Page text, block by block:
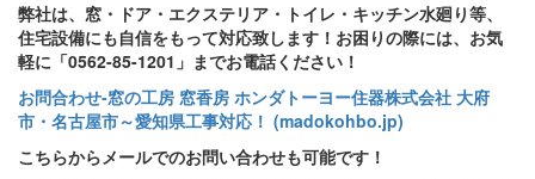
弊社は、窓・ドア・エクステリア・トイレ・キッチン水廻り等、
住宅設備にも自信をもって対応致します！お困りの際には、お気
軽に「0562-85-1201」までお電話ください！
お問合わせ‐窓の工房 窓香房 ホンダトーヨー住器株式会社 大府
市・名古屋市～愛知県工事対応！ (madokohbo.jp)
こちらからメールでのお問い合わせも可能です！